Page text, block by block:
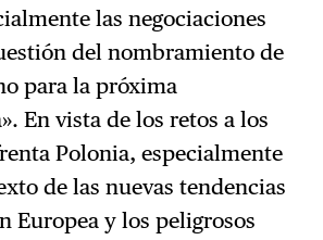
las negociaciones
del nombramiento de
para la próxima
En vista de los retos a los
Polonia, especialmente
de las nuevas tendencias
Europea y los peligrosos